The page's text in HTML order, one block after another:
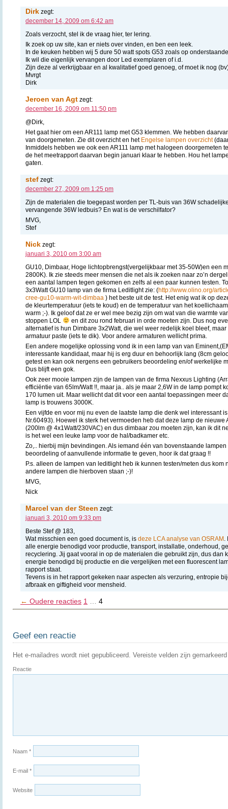
Dirk zegt:
december 14, 2009 om 6:42 am
Zoals verzocht, stel ik de vraag hier, ter lering.
Ik zoek op uw site, kan er niets over vinden, en ben een leek.
In de keuken hebben wij 5 dure 50 watt spots G53 zoals op
Ik wil die eigenlijk vervangen door Led exemplaren of i.d.
Zijn deze al verkrijgbaar en al kwalitatief goed genoeg, of moet ik nog
Mvrgt
Dirk
Jeroen van Agt zegt:
december 16, 2009 om 11:50 pm
@Dirk,
Het gaat hier om een AR111 lamp met G53 klemmen. We hebben
van doorgemeten. Zie dit overzicht en het Engelse lampen overzicht
Inmiddels hebben we ook een AR111 lamp met halogeen doorgemeten
de het meetrapport daarvan begin januari klaar te hebben. Hou het
gaten.
stef zegt:
december 27, 2009 om 1:25 pm
Zijn de materialen die toegepast worden per TL-buis van 36W
vervangende 36W ledbuis? En wat is de verschilfator?
MVG,
Stef
Nick zegt:
januari 3, 2010 om 3:00 am
GU10, Dimbaar, Hoge lichtopbrengst(vergelijkbaar met 35-50W)en een
2800K). Ik zie steeds meer mensen die net als ik zoeken naar zo’n
een aantal lampen tegen gekomen en zelfs al een paar kunnen testen.
3x3Watt GU10 lamp van de firma Leditlight zie: (http://www.olino.org/
cree-gu10-warm-wit-dimbaa ) het beste uit de test. Het enig wat ik op
de kleurtemperatuur (iets te koud) en de temperatuur van het
warm ;-). Ik geloof dat ze er wel mee bezig zijn om wat van die warmte
stoppen LOL
en dit zou rond februari in orde moeten zijn. Dus nog
alternatief is hun Dimbare 3x2Watt, die wel weer redelijk koel bleef,
armatuur paste (iets te dik). Voor andere armaturen wellicht prima.
Een andere mogelijke oplossing vond ik in een lamp van van
interessante kandidaat, maar hij is erg duur en behoorlijk lang (8cm
getest en kan ook nergens een gebruikers beoordeling en/of werkelijke
Dus blijft een gok.
Ook zeer mooie lampen zijn de lampen van de firma Nexxus Lighting
efficiëntie van 65lm/Watt !!, maar ja.. als je maar 2,6W in de lamp pompt
170 lumen uit. Maar wellicht dat dit voor een aantal toepassingen meer
lamp is trouwens 3000K.
Een vijfde en voor mij nu even de laatste lamp die denk wel interessant
Nr.60493). Hoewel ik sterk het vermoeden heb dat deze lamp de nieuwe
(200lm @ 4x1Watt/230VAC) en dus dimbaar zou moeten zijn, kan ik dit
is het wel een leuke lamp voor de hal/badkamer etc.
Zo,.. hierbij mijn bevindingen. Als iemand één van bovenstaande
beoordeling of aanvullende informatie te geven, hoor ik dat graag !!
P.s. alleen de lampen van leditlight heb ik kunnen testen/meten dus kom
andere lampen die hierboven staan ;-)!
MVG,
Nick
Marcel van der Steen zegt:
januari 3, 2010 om 9:33 pm
Beste Stef @ 183,
Wat misschien een goed document is, is deze LCA analyse van OSRAM
alle energie benodigd voor productie, transport, installatie, onderhoud,
recyclering. Jij gaat vooral in op de materialen die gebruikt zijn, dus dan
energie benodigd bij productie en die vergelijken met een fluorescent
rapport staat.
Tevens is in het rapport gekeken naar aspecten als verzuring, entropie
afbraak en giftigheid voor mensheid.
← Oudere reacties 1 4
Geef een reactie
Het e-mailadres wordt niet gepubliceerd. Vereiste velden zijn
Reactie
Naam *
E-mail *
Website